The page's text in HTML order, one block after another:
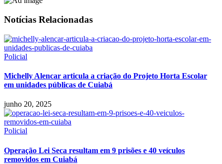
Notícias Relacionadas
Policial
Michelly Alencar articula a criação do Projeto Horta Escolar
em unidades públicas de Cuiabá
junho 20, 2025
Policial
Operação Lei Seca resultam em 9 prisões e 40 veículos
removidos em Cuiabá